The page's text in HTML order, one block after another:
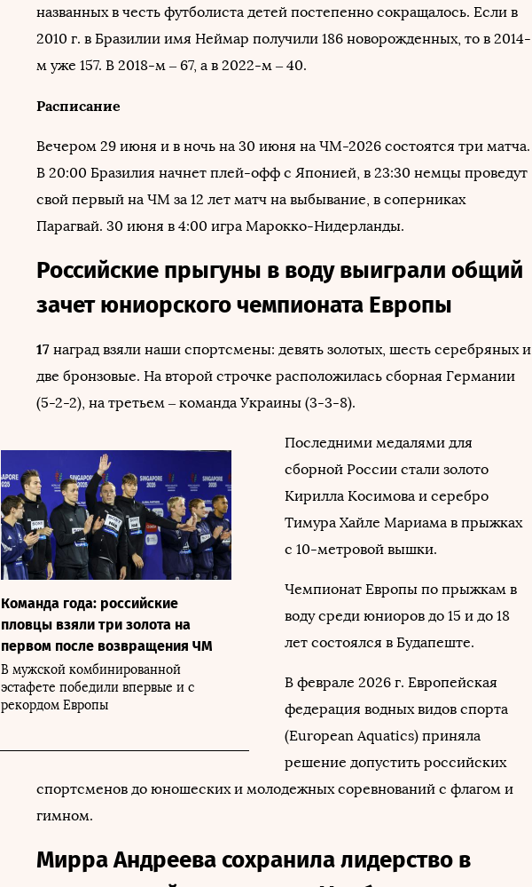
названных в честь футболиста детей постепенно сокращалось. Если в
2010 г. в Бразилии имя Неймар получили 186 новорожденных, то в 2014-
м уже 157. В 2018-м – 67, а в 2022-м – 40.
Расписание
Вечером 29 июня и в ночь на 30 июня на ЧМ-2026 состоятся три матча.
В 20:00 Бразилия начнет плей-офф с Японией, в 23:30 немцы проведут
свой первый на ЧМ за 12 лет матч на выбывание, в соперниках
Парагвай. 30 июня в 4:00 игра Марокко-Нидерланды.
Российские прыгуны в воду выиграли общий
зачет юниорского чемпионата Европы
17 наград взяли наши спортсмены: девять золотых, шесть серебряных и
две бронзовые. На второй строчке расположилась сборная Германии
(5-2-2), на третьем – команда Украины (3-3-8).
Команда года: российские
пловцы взяли три золота на
первом после возвращения ЧМ
В мужской комбинированной
эстафете победили впервые и с
рекордом Европы
Последними медалями для
сборной России стали золото
Кирилла Косимова и серебро
Тимура Хайле Мариама в прыжках
с 10-метровой вышки.
Чемпионат Европы по прыжкам в
воду среди юниоров до 15 и до 18
лет состоялся в Будапеште.
В феврале 2026 г. Европейская
федерация водных видов спорта
(European Aquatics) приняла
решение допустить российских
спортсменов до юношеских и молодежных соревнований с флагом и
гимном.
Мирра Андреева сохранила лидерство в